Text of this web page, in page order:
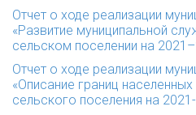
Отчет о ходе реализации
«Развитие муниципальной
сельском поселении на
Отчет о ходе реализации
«Описание границ
сельского поселения на